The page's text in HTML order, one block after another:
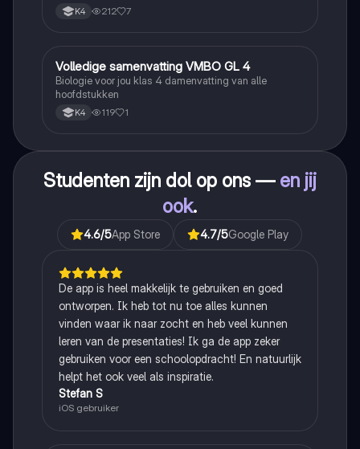
K4 212 7
Biologie
Volledige samenvatting VMBO GL 4
Biologie voor jou klas 4 damenvatting van alle
hoofdstukken
K4 119 1
Studenten zijn dol op ons — en jij
ook.
4.6/5App Store 4.7/5Google Play
De app is heel makkelijk te gebruiken en goed
ontworpen. Ik heb tot nu toe alles kunnen
vinden waar ik naar zocht en heb veel kunnen
leren van de presentaties! Ik ga de app zeker
gebruiken voor een schoolopdracht! En natuurlijk
helpt het ook veel als inspiratie.
Stefan S
iOS gebruiker